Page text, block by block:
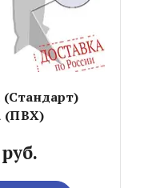
(ПВХ)